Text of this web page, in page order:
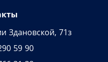
Здановской, 71з
59 90